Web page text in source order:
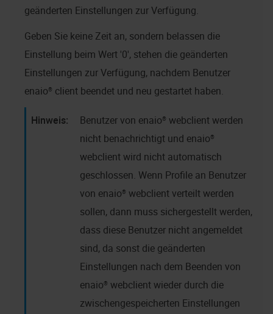
geänderten Einstellungen zur Verfügung.
Geben Sie keine Zeit an, sondern belassen die
Einstellung beim Wert '0', stehen die geänderten
Einstellungen zur Verfügung, nachdem Benutzer
enaio® client beendet und neu gestartet haben.
Benutzer von enaio® webclientwerden
nicht benachrichtigt und enaio®
webclientwird nicht automatisch
geschlossen. Wenn Profile an Benutzer
von enaio® webclientverteilt werden
sollen, dann muss sichergestellt werden,
dass diese Benutzer nicht angemeldet
sind, da sonst die geänderten
Einstellungen nach dem Beenden von
enaio® webclientwieder durch die
zwischengespeicherten Einstellungen